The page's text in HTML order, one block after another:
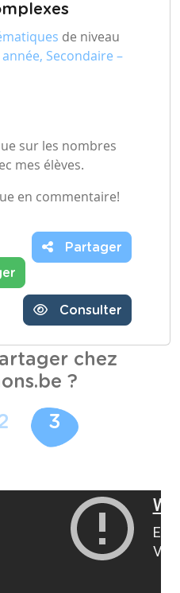
de niveau
Secondaire –
sur les nombres
mes élèves.
en commentaire!
Partager
Consulter
chez
?
3